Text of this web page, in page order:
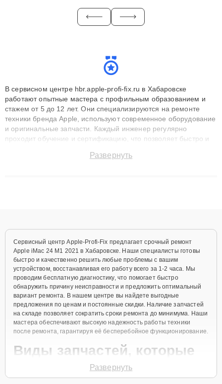
В сервисном центре hbr.apple-profi-fix.ru в Хабаровске
работают опытные мастера с профильным образованием и
стажем от 5 до 12 лет. Они специализируются на ремонте
техники бренда Apple, используют современное оборудование
и оригинальные запчасти. Каждый инженер регулярно
проходит обучение и сертификацию, что позволяет быстро и
сохранением гарантии до 3 лет. Наши мастера решают
Развернуть
Сервисный центр Apple-Profi-Fix предлагает срочный ремонт
Apple iMac 24 M1 2021 в Хабаровске. Наши специалисты готовы
быстро и качественно решить любые проблемы с вашим
устройством, восстанавливая его работу всего за 1-2 часа. Мы
проводим бесплатную диагностику, что помогает быстро
обнаружить причину неисправности и предложить оптимальный
вариант ремонта. В нашем центре вы найдете выгодные
предложения по ценам и постоянные скидки. Наличие запчастей
на складе позволяет сократить сроки ремонта до минимума. Наши
мастера обеспечивают высокую надежность работы техники
после ремонта, гарантируя её бесперебойное функционирование.
Виды запчастей, которые
мы используем
Развернуть